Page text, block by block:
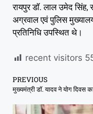
रायपुर डॉ. लाल उमेद सिंह,
अग्रवाल एवं पुलिस
प्रतिनिधि उपस्थित थे।
recent visitors
PREVIOUS